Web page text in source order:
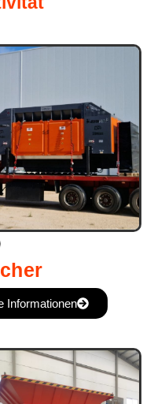
Informationen